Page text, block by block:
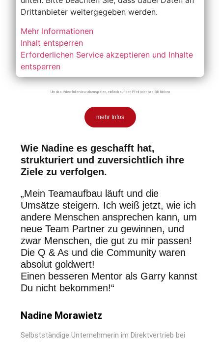
Drittanbieter weitergegeben werden.
Mehr Informationen
Inhalt entsperren
Erforderlichen Service akzeptieren und Inhalte
entsperren
Um das Video-Interview abzuspielen, einfach auf den Pfeil oder das Bild klicken
mehr Infos
Wie Nadine es geschafft hat,
strukturiert und zuversichtlich ihre
Ziele zu verfolgen.
„Mein Teamaufbau läuft und die
Umsätze steigern. Ich weiß jetzt, wie ich
andere Menschen ansprechen kann, um
neue Team Partner zu gewinnen, und
zwar Menschen, die gut zu mir passen!
Die Q & As und die Community waren
absolut goldwert!
Einen besseren Mentor als Garry kannst
Du nicht bekommen!“
Nadine Morawietz
Selbstständige Unternehmerin im Direktvertrieb bei